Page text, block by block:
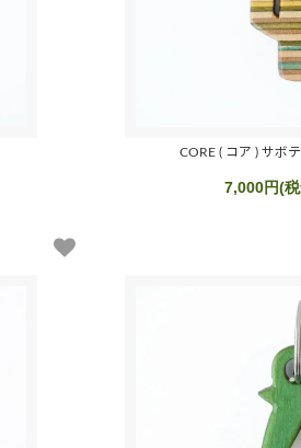
CORE ( コア ) サボ
7,000円(